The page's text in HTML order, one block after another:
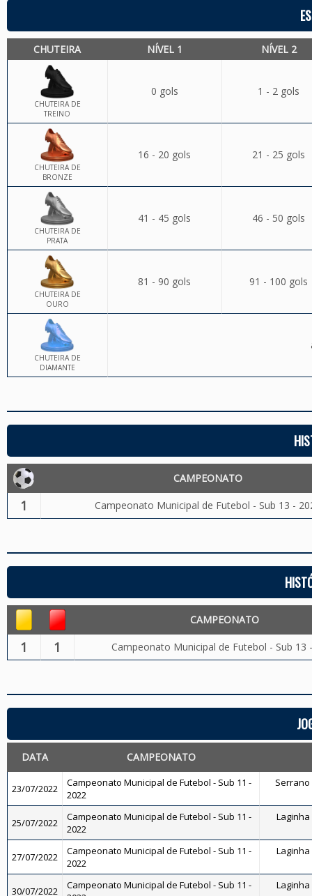
CHUTEIRA NÍVEL 1 NÍVEL 2
CHUTEIRA DE
TREINO
0 gols 1 - 2 gols
CHUTEIRA DE
BRONZE
16 - 20 gols 21 - 25 gols
CHUTEIRA DE
PRATA
41 - 45 gols 46 - 50 gols
CHUTEIRA DE
OURO
81 - 90 gols 91 - 100 gols
CHUTEIRA DE
DIAMANTE
CAMPEONATO
1 Campeonato Municipal de Futebol - Sub 13 -
CAMPEONATO
1 1 Campeonato Municipal de Futebol - Sub 13
DATA CAMPEONATO
23/07/2022
Campeonato Municipal de Futebol - Sub 11 -
2022
Serrano
25/07/2022
Campeonato Municipal de Futebol - Sub 11 -
2022
Laginha
27/07/2022
Campeonato Municipal de Futebol - Sub 11 -
2022
Laginha
30/07/2022
Campeonato Municipal de Futebol - Sub 11 -
Laginha